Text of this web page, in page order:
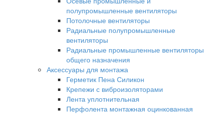
полупромышленные вентиляторы
Потолочные вентиляторы
Радиальные полупромышленные
вентиляторы
Радиальные промышленные вентиляторы
общего назначения
Аксессуары для монтажа
Герметик Пена Силикон
Крепежи с виброизоляторами
Лента уплотнительная
Перфолента монтажная оцинкованная